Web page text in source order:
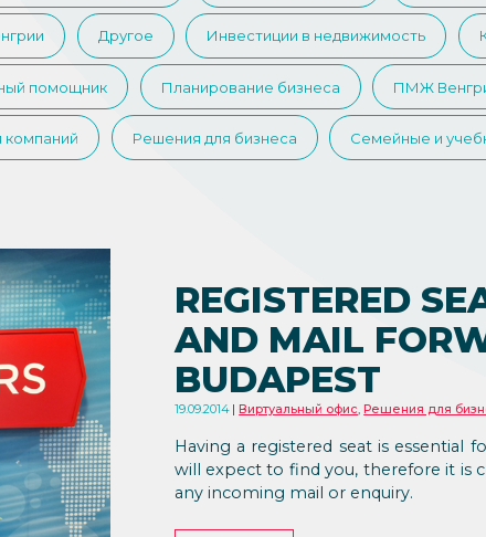
Другое Инвестиции в недвижимость
помощник Планирование бизнеса ПМЖ
компаний Решения для бизнеса Семейные и
REGISTERED
AND MAIL
BUDAPEST
19.09.2014 Виртуальный офис,Решения для
Having a registered seat is essential
will expect to find you, therefore it is
any incoming mail or enquiry.